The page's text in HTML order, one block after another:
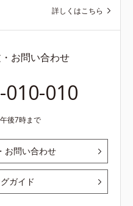
詳しくはこちら
お問い合わせ
010-010
後7時まで
お問い合わせ
ガイド